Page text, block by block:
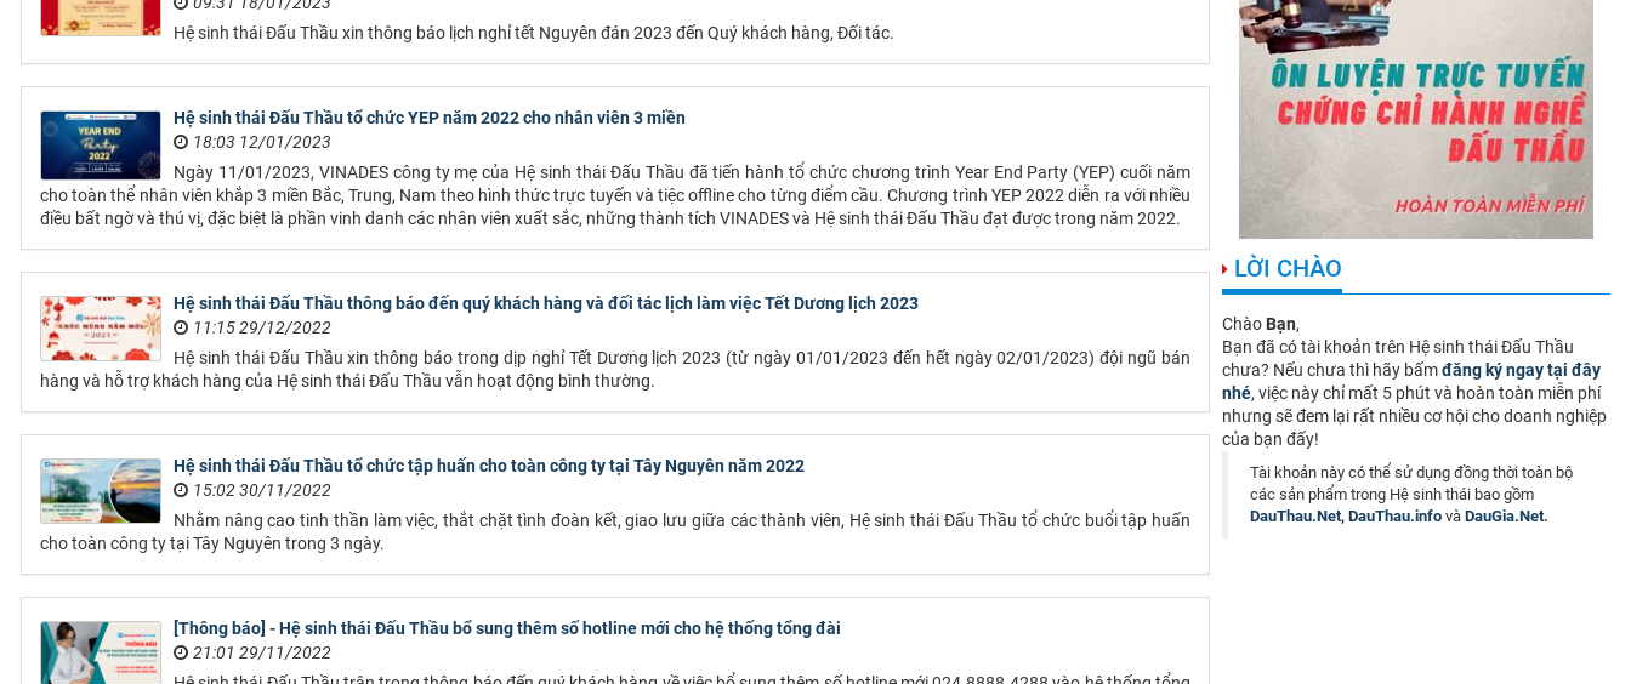
Hệ sinh thái Đấu Thầu xin thông báo lịch nghỉ tết Nguyên đán 2023 đến Quý khách hàng, Đối tác.
Hệ sinh thái Đấu Thầu tổ chức YEP năm 2022 cho nhân viên 3 miền
18:03 12/01/2023
Ngày 11/01/2023, VINADES công ty mẹ của Hệ sinh thái Đấu Thầu đã tiến hành tổ chức chương trình Year End Party (YEP) cuối năm
cho toàn thể nhân viên khắp 3 miền Bắc, Trung, Nam theo hình thức trực tuyến và tiệc offline cho từng điểm cầu. Chương trình YEP 2022 diễn ra với nhiều
điều bất ngờ và thú vị, đặc biệt là phần vinh danh các nhân viên xuất sắc, những thành tích VINADES và Hệ sinh thái Đấu Thầu đạt được trong năm 2022.
Hệ sinh thái Đấu Thầu thông báo đến quý khách hàng và đối tác lịch làm việc Tết Dương lịch 2023
11:15 29/12/2022
Hệ sinh thái Đấu Thầu xin thông báo trong dịp nghỉ Tết Dương lịch 2023 (từ ngày 01/01/2023 đến hết ngày 02/01/2023) đội ngũ bán
hàng và hỗ trợ khách hàng của Hệ sinh thái Đấu Thầu vẫn hoạt động bình thường.
Hệ sinh thái Đấu Thầu tổ chức tập huấn cho toàn công ty tại Tây Nguyên năm 2022
15:02 30/11/2022
Nhằm nâng cao tinh thần làm việc, thắt chặt tình đoàn kết, giao lưu giữa các thành viên, Hệ sinh thái Đấu Thầu tổ chức buổi tập huấn
cho toàn công ty tại Tây Nguyên trong 3 ngày.
[Thông báo] - Hệ sinh thái Đấu Thầu bổ sung thêm số hotline mới cho hệ thống tổng đài
21:01 29/11/2022
LỜI CHÀO
Chào Bạn,
Bạn đã có tài khoản trên Hệ sinh thái Đấu Thầu
chưa? Nếu chưa thì hãy bấmđăng ký ngay tại đây
nhé, việc này chỉ mất 5 phút và hoàn toàn miễn phí
nhưng sẽ đem lại rất nhiều cơ hội cho doanh nghiệp
của bạn đấy!
Tài khoản này có thể sử dụng đồng thời toàn bộ
các sản phẩm trong Hệ sinh thái bao gồm
DauThau.Net, DauThau.info và DauGia.Net.